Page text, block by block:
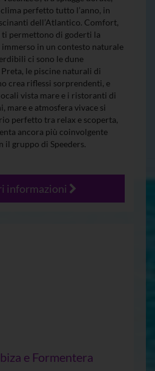
perfetto tutto l’anno, in
dell’Atlantico. Comfort,
permettono di goderti la
immerso in un contesto naturale
ci sono le dune
le piscine naturali di
crea riflessi sorprendenti, e
vista mare e i ristoranti di
mare e atmosfera vivace si
perfetto tra relax e scoperta,
ancora più coinvolgente
il gruppo di Speeders.
informazioni
e Formentera